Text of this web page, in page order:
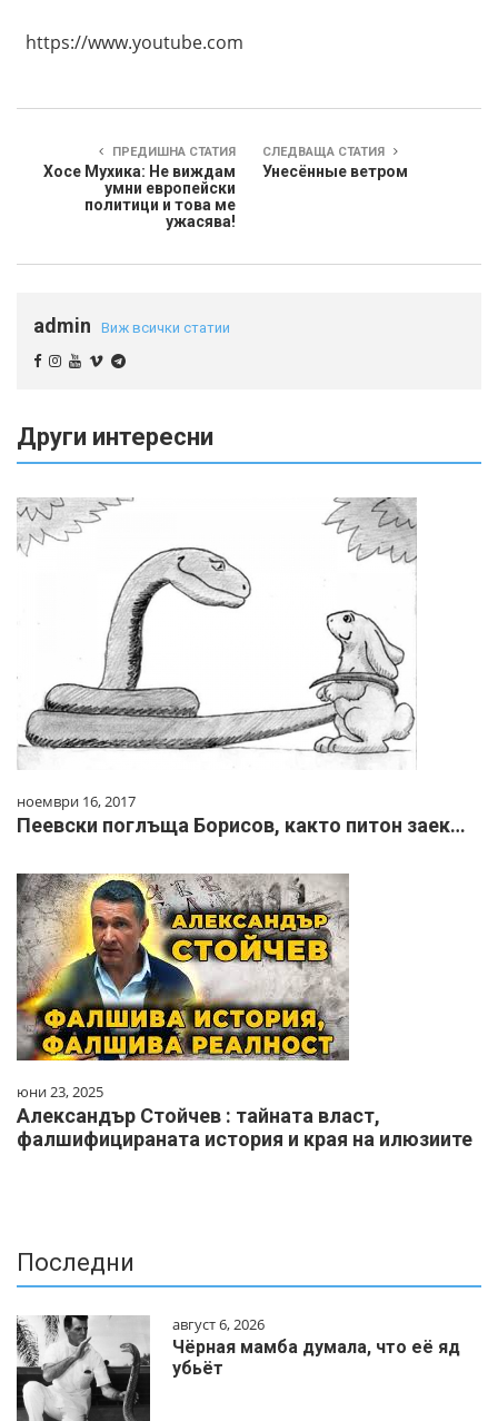
https://www.youtube.com
ПРЕДИШНА СТАТИЯ
Хосе Мухика: Не виждам
умни европейски
политици и това ме
ужасява!
СЛЕДВАЩА СТАТИЯ
Унесённые ветром
admin Виж всички статии
Други интересни
ноември 16, 2017
Пеевски поглъща Борисов, както питон заек…
юни 23, 2025
Александър Стойчев : тайната власт,
фалшифицираната история и края на илюзиите
Последни
август 6, 2026
Чёрная мамба думала, что её яд
убьёт